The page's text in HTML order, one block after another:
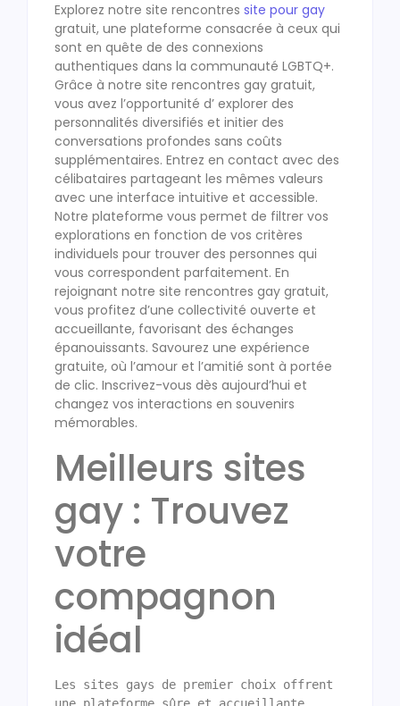
Explorez notre site rencontres site pour gay
gratuit, une plateforme consacrée à ceux qui
sont en quête de des connexions
authentiques dans la communauté LGBTQ+.
Grâce à notre site rencontres gay gratuit,
vous avez l’opportunité d’ explorer des
personnalités diversifiés et initier des
conversations profondes sans coûts
supplémentaires. Entrez en contact avec des
célibataires partageant les mêmes valeurs
avec une interface intuitive et accessible.
Notre plateforme vous permet de filtrer vos
explorations en fonction de vos critères
individuels pour trouver des personnes qui
vous correspondent parfaitement. En
rejoignant notre site rencontres gay gratuit,
vous profitez d’une collectivité ouverte et
accueillante, favorisant des échanges
épanouissants. Savourez une expérience
gratuite, où l’amour et l’amitié sont à portée
de clic. Inscrivez-vous dès aujourd’hui et
changez vos interactions en souvenirs
mémorables.
Meilleurs sites
gay : Trouvez
votre
compagnon
idéal
Les sites gays de premier choix offrent